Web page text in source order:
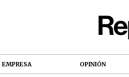
EMPRESA OPINIÓN